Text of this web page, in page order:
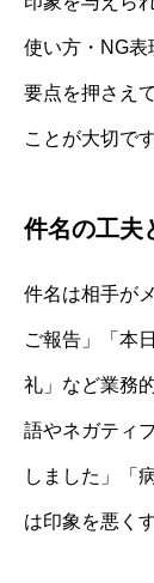
使い方・NG表
要点を押さえ
ことが大切です
件名の工夫
件名は相手が
ご報告」「本
礼」など業務
語やネガティ
しました」「
は印象を悪く